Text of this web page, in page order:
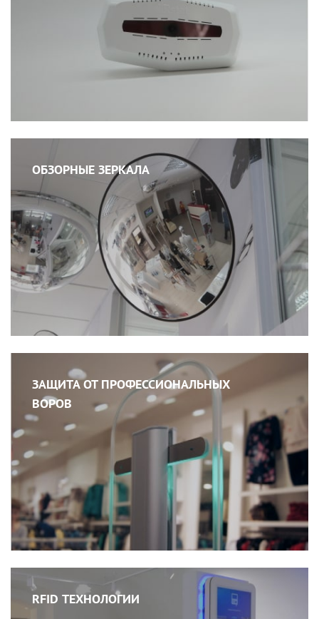
ОБЗОРНЫЕ ЗЕРКАЛА
ЗАЩИТА ОТ ПРОФЕССИОНАЛЬНЫХ
ВОРОВ
RFID ТЕХНОЛОГИИ